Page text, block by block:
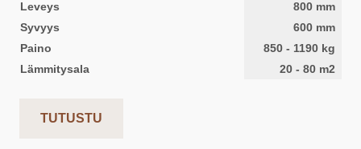
Leveys 800 mm
Syvyys
600 mm
Paino
850 - 1190 kg
Lämmitysala
20 - 80 m2
TUTUSTU